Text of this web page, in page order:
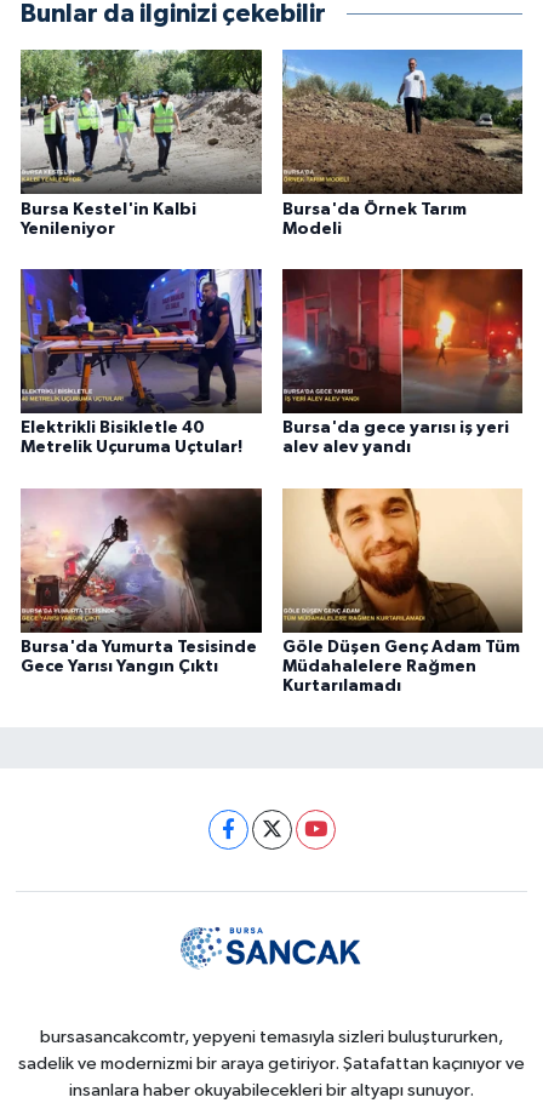
Bunlar da ilginizi çekebilir
Bursa Kestel'in Kalbi
Yenileniyor
Bursa'da Örnek Tarım
Modeli
Elektrikli Bisikletle 40
Metrelik Uçuruma Uçtular!
Bursa'da gece yarısı iş yeri
alev alev yandı
Bursa'da Yumurta Tesisinde
Gece Yarısı Yangın Çıktı
Göle Düşen Genç Adam Tüm
Müdahalelere Rağmen
Kurtarılamadı
bursasancakcomtr, yepyeni temasıyla sizleri buluştururken,
sadelik ve modernizmi bir araya getiriyor. Şatafattan kaçınıyor ve
insanlara haber okuyabilecekleri bir altyapı sunuyor.